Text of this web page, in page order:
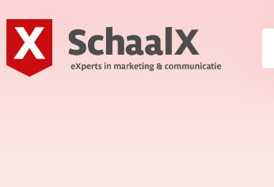
SchaalX